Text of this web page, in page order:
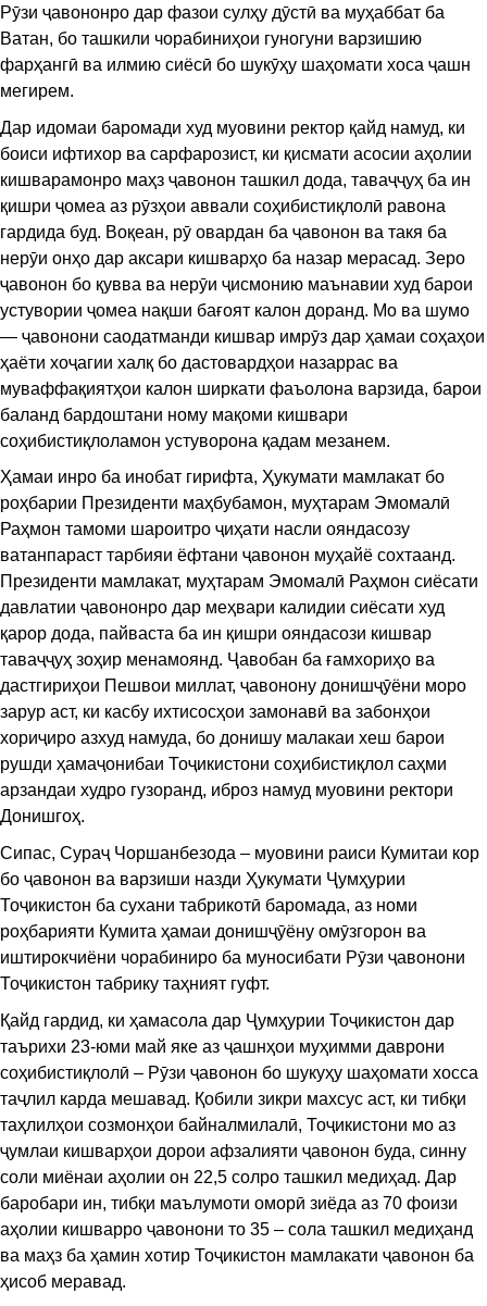
Рӯзи ҷавононро дар фазои сулҳу дӯстӣ ва муҳаббат ба
Ватан, бо ташкили чорабиниҳои гуногуни варзишию
фарҳангӣ ва илмию сиёсӣ бо шукӯҳу шаҳомати хоса ҷашн
мегирем.
Дар идомаи баромади худ муовини ректор қайд намуд, ки
боиси ифтихор ва сарфарозист, ки қисмати асосии аҳолии
кишварамонро маҳз ҷавонон ташкил дода, таваҷҷуҳ ба ин
қишри ҷомеа аз рӯзҳои аввали соҳибистиқлолӣ равона
гардида буд. Воқеан, рӯ овардан ба ҷавонон ва такя ба
нерӯи онҳо дар аксари кишварҳо ба назар мерасад. Зеро
ҷавонон бо қувва ва нерӯи ҷисмонию маънавии худ барои
устувории ҷомеа нақши бағоят калон доранд. Мо ва шумо
— ҷавонони саодатманди кишвар имрӯз дар ҳамаи соҳаҳои
ҳаёти хоҷагии халқ бо дастовардҳои назаррас ва
муваффақиятҳои калон ширкати фаъолона варзида, барои
баланд бардоштани ному мақоми кишвари
соҳибистиқлоламон устуворона қадам мезанем.
Ҳамаи инро ба инобат гирифта, Ҳукумати мамлакат бо
роҳбарии Президенти маҳбубамон, муҳтарам Эмомалӣ
Раҳмон тамоми шароитро ҷиҳати насли ояндасозу
ватанпараст тарбияи ёфтани ҷавонон муҳайё сохтаанд.
Президенти мамлакат, муҳтарам Эмомалӣ Раҳмон сиёсати
давлатии ҷавононро дар меҳвари калидии сиёсати худ
қарор дода, пайваста ба ин қишри ояндасози кишвар
таваҷҷуҳ зоҳир менамоянд. Ҷавобан ба ғамхориҳо ва
дастгириҳои Пешвои миллат, ҷавонону донишҷӯёни моро
зарур аст, ки касбу ихтисосҳои замонавӣ ва забонҳои
хориҷиро азхуд намуда, бо донишу малакаи хеш барои
рушди ҳамаҷонибаи Тоҷикистони соҳибистиқлол саҳми
арзандаи худро гузоранд, иброз намуд муовини ректори
Донишгоҳ.
Сипас, Сураҷ Чоршанбезода – муовини раиси Кумитаи кор
бо ҷавонон ва варзиши назди Ҳукумати Ҷумҳурии
Тоҷикистон ба сухани табрикотӣ баромада, аз номи
роҳбарияти Кумита ҳамаи донишҷӯёну омӯзгорон ва
иштирокчиёни чорабиниро ба муносибати Рӯзи ҷавонони
Тоҷикистон табрику таҳният гуфт.
Қайд гардид, ки ҳамасола дар Ҷумҳурии Тоҷикистон дар
таърихи 23-юми май яке аз ҷашнҳои муҳимми даврони
соҳибистиқлолӣ – Рӯзи ҷавонон бо шукуҳу шаҳомати хосса
таҷлил карда мешавад. Қобили зикри махсус аст, ки тибқи
таҳлилҳои созмонҳои байналмилалӣ, Тоҷикистони мо аз
ҷумлаи кишварҳои дорои афзалияти ҷавонон буда, синну
соли миёнаи аҳолии он 22,5 солро ташкил медиҳад. Дар
баробари ин, тибқи маълумоти оморӣ зиёда аз 70 фоизи
аҳолии кишварро ҷавонони то 35 – сола ташкил медиҳанд
ва маҳз ба ҳамин хотир Тоҷикистон мамлакати ҷавонон ба
ҳисоб меравад.